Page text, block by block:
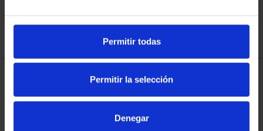
Permitir todas
Permitir la selección
Denegar
registrados
registrados